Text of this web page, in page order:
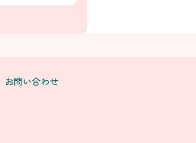
お問い合わせ